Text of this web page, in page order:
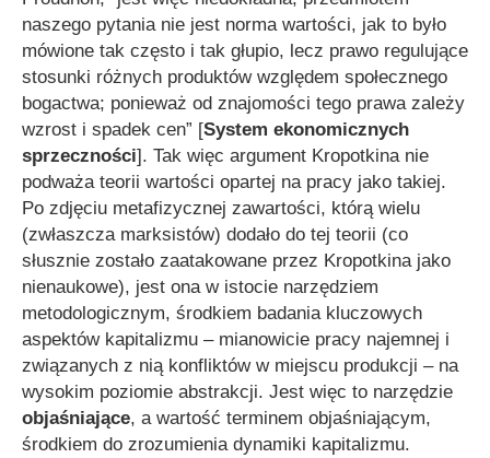
naszego pytania nie jest norma wartości, jak to było
mówione tak często i tak głupio, lecz prawo regulujące
stosunki różnych produktów względem społecznego
bogactwa; ponieważ od znajomości tego prawa zależy
wzrost i spadek cen” [System ekonomicznych
sprzeczności]. Tak więc argument Kropotkina nie
podważa teorii wartości opartej na pracy jako takiej.
Po zdjęciu metafizycznej zawartości, którą wielu
(zwłaszcza marksistów) dodało do tej teorii (co
słusznie zostało zaatakowane przez Kropotkina jako
nienaukowe), jest ona w istocie narzędziem
metodologicznym, środkiem badania kluczowych
aspektów kapitalizmu – mianowicie pracy najemnej i
związanych z nią konfliktów w miejscu produkcji – na
wysokim poziomie abstrakcji. Jest więc to narzędzie
objaśniające, a wartość terminem objaśniającym,
środkiem do zrozumienia dynamiki kapitalizmu.